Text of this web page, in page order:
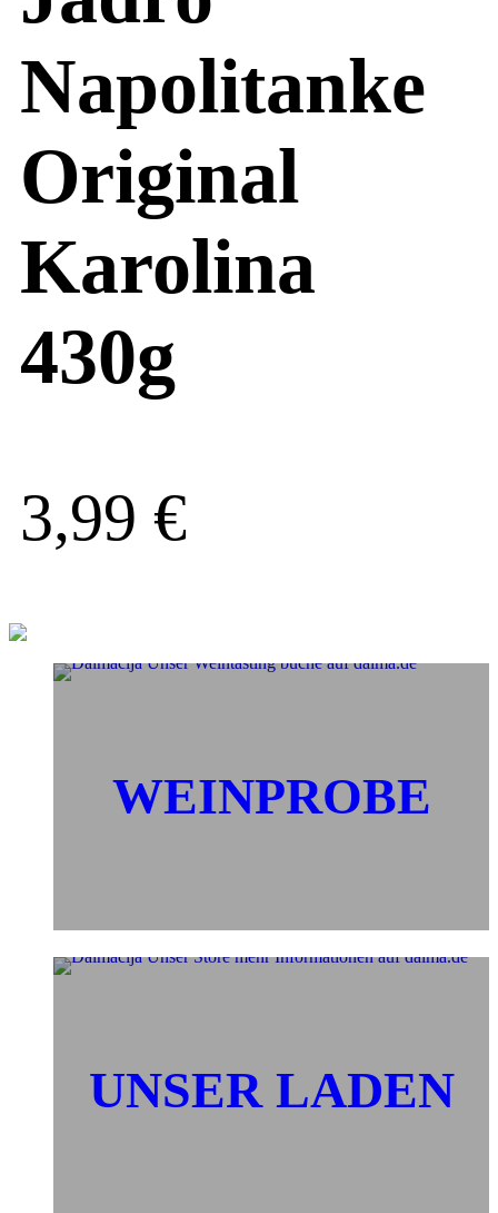
Napolitanke
Original
Karolina
430g
3,99 €
WEINPROBE
UNSER LADEN